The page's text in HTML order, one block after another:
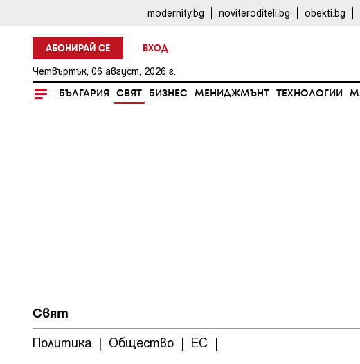
modernity.bg noviteroditeli.bg obekti.bg
АБОНИРАЙ СЕ ВХОД
Четвъртък, 06 август, 2026 г.
БЪЛГАРИЯ СВЯТ БИЗНЕС МЕНИДЖМЪНТ ТЕХНОЛОГИИ
Свят
Политика | Общество | ЕС |